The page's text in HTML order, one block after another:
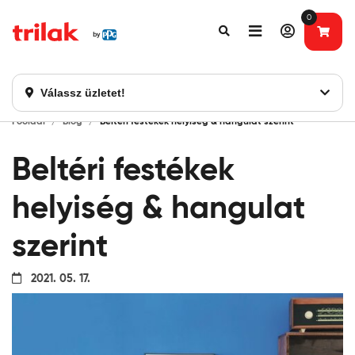
Válassz üzletet!
0
Fontos tájékoztatás!
Főoldal Blog Beltéri festékek helyiség & hangulat szerint
Beltéri festékek
helyiség & hangulat
szerint
2021. 05. 17.